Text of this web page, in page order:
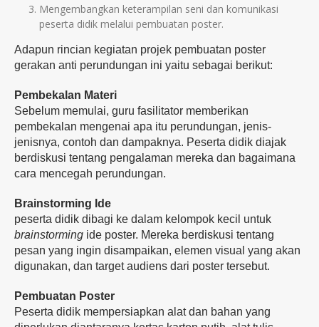
Mengembangkan keterampilan seni dan komunikasi
peserta didik melalui pembuatan poster.
Adapun rincian kegiatan projek pembuatan poster
gerakan anti perundungan ini yaitu sebagai berikut:
Pembekalan Materi
Sebelum memulai, guru fasilitator memberikan
pembekalan mengenai apa itu perundungan, jenis-
jenisnya, contoh dan dampaknya. Peserta didik diajak
berdiskusi tentang pengalaman mereka dan bagaimana
cara mencegah perundungan.
Brainstorming Ide
peserta didik dibagi ke dalam kelompok kecil untuk
brainstorming ide poster. Mereka berdiskusi tentang
pesan yang ingin disampaikan, elemen visual yang akan
digunakan, dan target audiens dari poster tersebut.
Pembuatan Poster
Peserta didik mempersiapkan alat dan bahan yang